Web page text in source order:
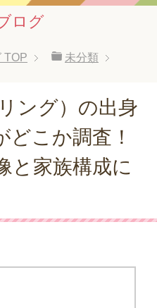
ログ
TOP 未分類
ング）の出身
どこか調査！
と家族構成に